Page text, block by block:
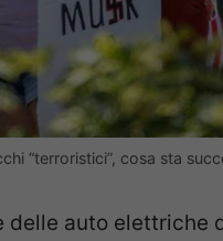
“terroristici”, cosa sta
delle auto elettriche